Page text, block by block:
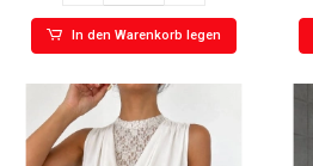
In den Warenkorb legen